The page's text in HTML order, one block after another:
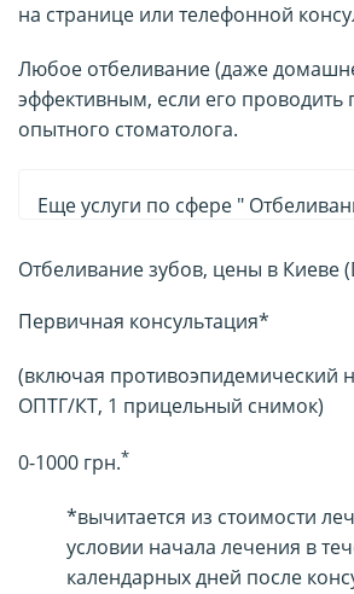
на странице или телефонной
Любое отбеливание (даже
эффективным, если его проводить
опытного стоматолога.
Еще услуги по сфере "
Отбеливание зубов, цены в Киеве
Первичная консультация*
(включая противоэпидемический
ОПТГ/КТ, 1 прицельный снимок)
0-1000 грн.*
*вычитается из стоимости
условии начала лечения в
календарных дней после